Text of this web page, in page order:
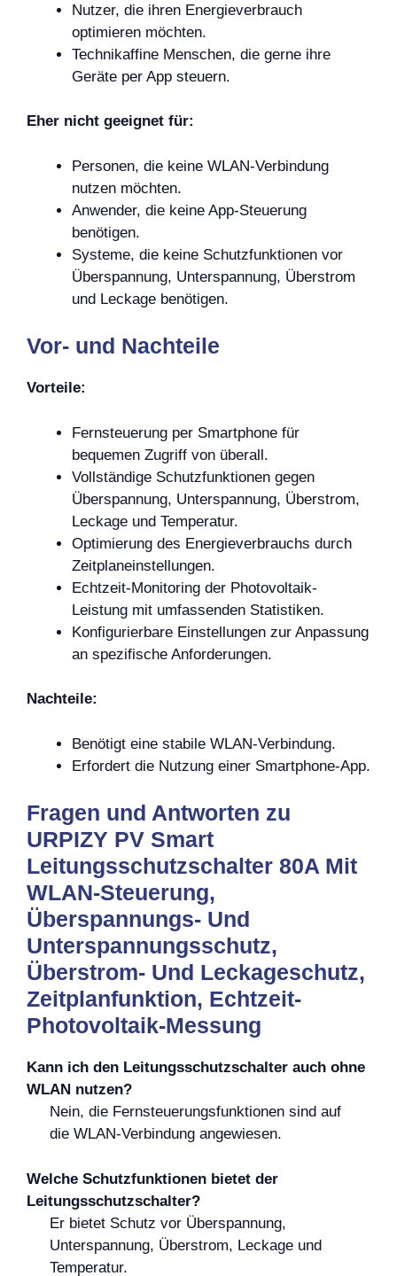
Nutzer, die ihren Energieverbrauch
optimieren möchten.
Technikaffine Menschen, die gerne ihre
Geräte per App steuern.
Eher nicht geeignet für:
Personen, die keine WLAN-Verbindung
nutzen möchten.
Anwender, die keine App-Steuerung
benötigen.
Systeme, die keine Schutzfunktionen vor
Überspannung, Unterspannung, Überstrom
und Leckage benötigen.
Vor- und Nachteile
Vorteile:
Fernsteuerung per Smartphone für
bequemen Zugriff von überall.
Vollständige Schutzfunktionen gegen
Überspannung, Unterspannung, Überstrom,
Leckage und Temperatur.
Optimierung des Energieverbrauchs durch
Zeitplaneinstellungen.
Echtzeit-Monitoring der Photovoltaik-
Leistung mit umfassenden Statistiken.
Konfigurierbare Einstellungen zur Anpassung
an spezifische Anforderungen.
Nachteile:
Benötigt eine stabile WLAN-Verbindung.
Erfordert die Nutzung einer Smartphone-App.
Fragen und Antworten zu
URPIZY PV Smart
Leitungsschutzschalter 80A Mit
WLAN-Steuerung,
Überspannungs- Und
Unterspannungsschutz,
Überstrom- Und Leckageschutz,
Zeitplanfunktion, Echtzeit-
Photovoltaik-Messung
Kann ich den Leitungsschutzschalter auch ohne
WLAN nutzen?
Nein, die Fernsteuerungsfunktionen sind auf
die WLAN-Verbindung angewiesen.
Welche Schutzfunktionen bietet der
Leitungsschutzschalter?
Er bietet Schutz vor Überspannung,
Unterspannung, Überstrom, Leckage und
Temperatur.